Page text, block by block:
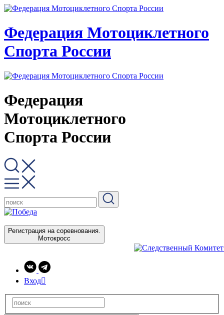
Федерация Мотоциклетного
Спорта России
Федерация
Мотоциклетного
Спорта России
Регистрация на соревнования.
Мотокросс
Вход